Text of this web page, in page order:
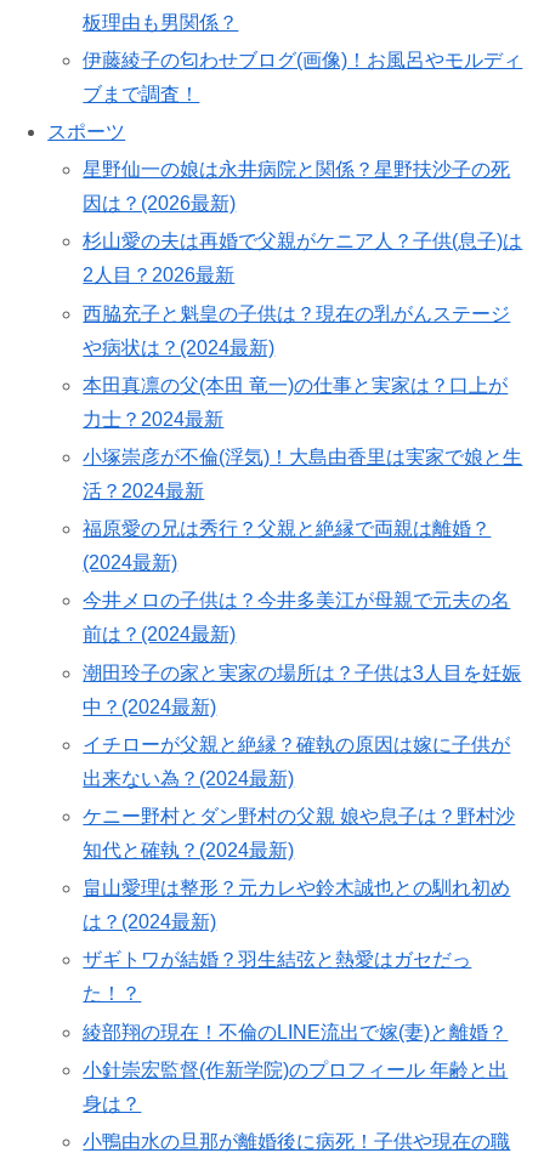
板理由も男関係？
伊藤綾子の匂わせブログ(画像)！お風呂やモルディ
ブまで調査！
スポーツ
星野仙一の娘は永井病院と関係？星野扶沙子の死
因は？(2026最新)
杉山愛の夫は再婚で父親がケニア人？子供(息子)は
2人目？2026最新
西脇充子と魁皇の子供は？現在の乳がんステージ
や病状は？(2024最新)
本田真凛の父(本田 竜一)の仕事と実家は？口上が
力士？2024最新
小塚崇彦が不倫(浮気)！大島由香里は実家で娘と生
活？2024最新
福原愛の兄は秀行？父親と絶縁で両親は離婚？
(2024最新)
今井メロの子供は？今井多美江が母親で元夫の名
前は？(2024最新)
潮田玲子の家と実家の場所は？子供は3人目を妊娠
中？(2024最新)
イチローが父親と絶縁？確執の原因は嫁に子供が
出来ない為？(2024最新)
ケニー野村とダン野村の父親 娘や息子は？野村沙
知代と確執？(2024最新)
畠山愛理は整形？元カレや鈴木誠也との馴れ初め
は？(2024最新)
ザギトワが結婚？羽生結弦と熱愛はガセだっ
た！？
綾部翔の現在！不倫のLINE流出で嫁(妻)と離婚？
小針崇宏監督(作新学院)のプロフィール 年齢と出
身は？
小鴨由水の旦那が離婚後に病死！子供や現在の職